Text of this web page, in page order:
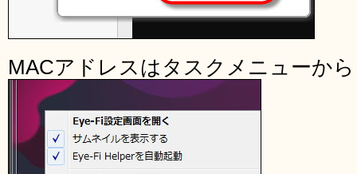
MACアドレスはタスクメニューか